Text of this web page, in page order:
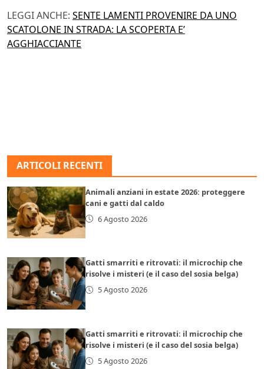
LEGGI ANCHE: SENTE LAMENTI PROVENIRE DA UNO
SCATOLONE IN STRADA: LA SCOPERTA E’
AGGHIACCIANTE
ARTICOLI RECENTI
Animali anziani in estate 2026: proteggere
cani e gatti dal caldo
6 Agosto 2026
Gatti smarriti e ritrovati: il microchip che
risolve i misteri (e il caso del sosia belga)
5 Agosto 2026
Gatti smarriti e ritrovati: il microchip che
risolve i misteri (e il caso del sosia belga)
5 Agosto 2026